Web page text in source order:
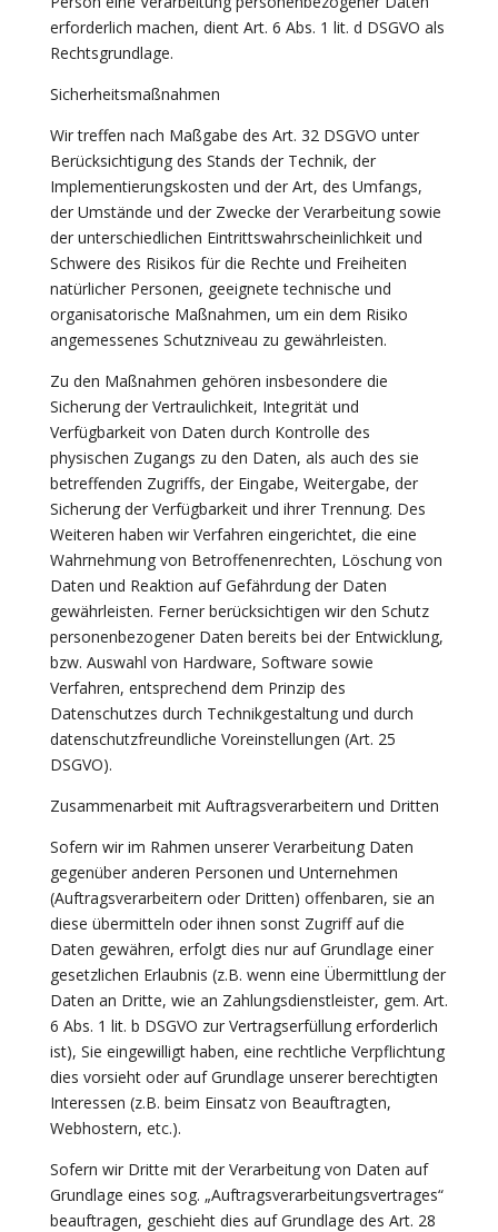
erforderlich machen, dient Art. 6 Abs. 1 lit. d DSGVO als
Rechtsgrundlage.
Sicherheitsmaßnahmen
Wir treffen nach Maßgabe des Art. 32 DSGVO unter
Berücksichtigung des Stands der Technik, der
Implementierungskosten und der Art, des Umfangs,
der Umstände und der Zwecke der Verarbeitung sowie
der unterschiedlichen Eintrittswahrscheinlichkeit und
Schwere des Risikos für die Rechte und Freiheiten
natürlicher Personen, geeignete technische und
organisatorische Maßnahmen, um ein dem Risiko
angemessenes Schutzniveau zu gewährleisten.
Zu den Maßnahmen gehören insbesondere die
Sicherung der Vertraulichkeit, Integrität und
Verfügbarkeit von Daten durch Kontrolle des
physischen Zugangs zu den Daten, als auch des sie
betreffenden Zugriffs, der Eingabe, Weitergabe, der
Sicherung der Verfügbarkeit und ihrer Trennung. Des
Weiteren haben wir Verfahren eingerichtet, die eine
Wahrnehmung von Betroffenenrechten, Löschung von
Daten und Reaktion auf Gefährdung der Daten
gewährleisten. Ferner berücksichtigen wir den Schutz
personenbezogener Daten bereits bei der Entwicklung,
bzw. Auswahl von Hardware, Software sowie
Verfahren, entsprechend dem Prinzip des
Datenschutzes durch Technikgestaltung und durch
datenschutzfreundliche Voreinstellungen (Art. 25
DSGVO).
Zusammenarbeit mit Auftragsverarbeitern und Dritten
Sofern wir im Rahmen unserer Verarbeitung Daten
gegenüber anderen Personen und Unternehmen
(Auftragsverarbeitern oder Dritten) offenbaren, sie an
diese übermitteln oder ihnen sonst Zugriff auf die
Daten gewähren, erfolgt dies nur auf Grundlage einer
gesetzlichen Erlaubnis (z.B. wenn eine Übermittlung der
Daten an Dritte, wie an Zahlungsdienstleister, gem. Art.
6 Abs. 1 lit. b DSGVO zur Vertragserfüllung erforderlich
ist), Sie eingewilligt haben, eine rechtliche Verpflichtung
dies vorsieht oder auf Grundlage unserer berechtigten
Interessen (z.B. beim Einsatz von Beauftragten,
Webhostern, etc.).
Sofern wir Dritte mit der Verarbeitung von Daten auf
Grundlage eines sog. „Auftragsverarbeitungsvertrages“
beauftragen, geschieht dies auf Grundlage des Art. 28